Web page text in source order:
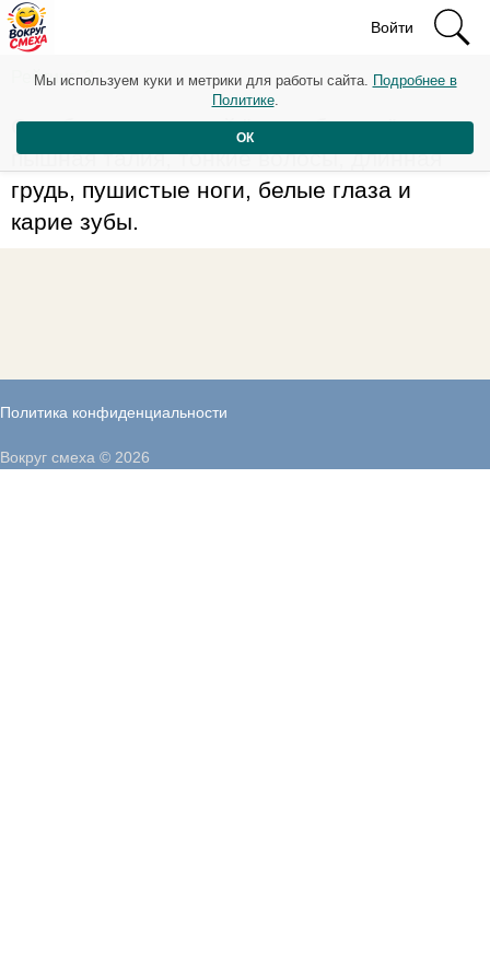
Войти
Рейтинг: 2
Она была женщиной "на любителя":
пышная талия, тонкие волосы, длинная
грудь, пушистые ноги, белые глаза и
карие зубы.
Политика конфиденциальности
Мы используем куки и метрики для работы сайта. Подробнее в
Политике.
ОК
Вокруг смеха © 2026